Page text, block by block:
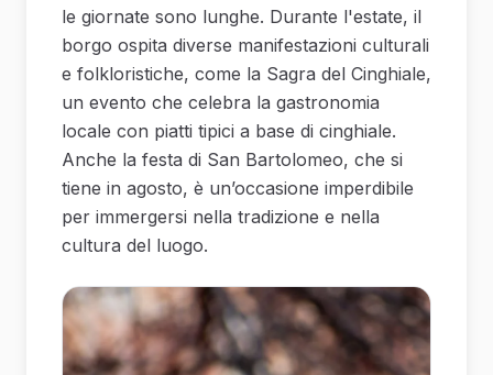
le giornate sono lunghe. Durante l'estate, il
borgo ospita diverse manifestazioni culturali
e folkloristiche, come la Sagra del Cinghiale,
un evento che celebra la gastronomia
locale con piatti tipici a base di cinghiale.
Anche la festa di San Bartolomeo, che si
tiene in agosto, è un’occasione imperdibile
per immergersi nella tradizione e nella
cultura del luogo.